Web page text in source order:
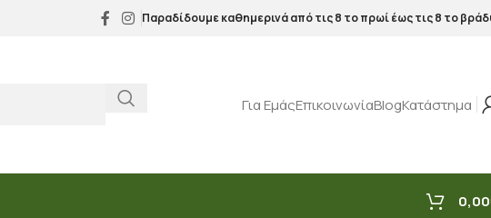
Παραδίδουμε καθημερινά από τις 8 το πρωί έως τις 8 το
Για ΕμάςΕπικοινωνίαBlogΚατάστημα
0,00